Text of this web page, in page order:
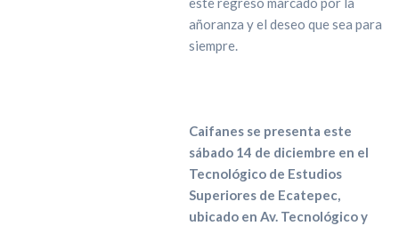
añoranza y el deseo que sea para
siempre.
Caifanes se presenta este
sábado 14 de diciembre en el
Tecnológico de Estudios
Superiores de Ecatepec,
ubicado en Av. Tecnológico y